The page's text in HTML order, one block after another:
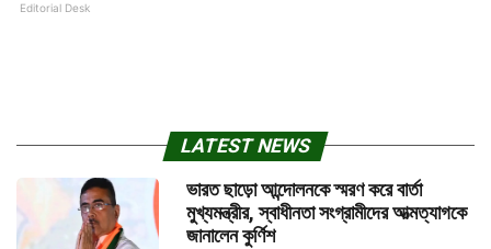
Editorial Desk
LATEST NEWS
ভারত ছাড়ো আন্দোলনকে স্মরণ করে বার্তা
মুখ্যমন্ত্রীর, স্বাধীনতা সংগ্রামীদের আত্মত্যাগকে
জানালেন কুর্ণিশ